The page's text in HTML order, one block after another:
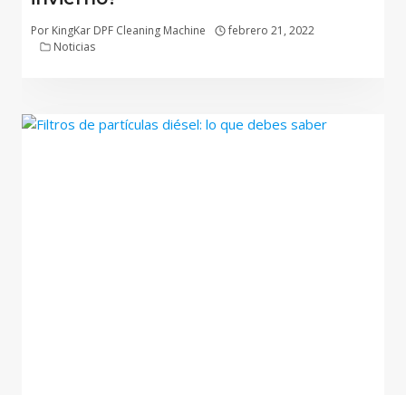
Por KingKar DPF Cleaning Machine
febrero 21, 2022
Noticias